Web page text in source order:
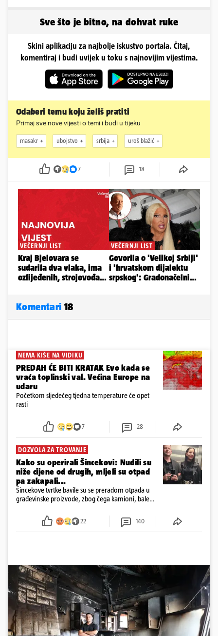
Sve što je bitno, na dohvat ruke
Skini aplikaciju za najbolje iskustvo portala. Čitaj,
komentiraj i budi uvijek u toku s najnovijim vijestima.
Odaberi temu koju želiš pratiti
Primaj sve nove vijesti o temi i budi u tijeku
masakr ubojstvo srbija uroš blažić
7 18
Komentari 18
NEMA KIŠE NA VIDIKU
PREDAH ĆE BITI KRATAK Evo kada se
vraća toplinski val. Većina Europe na
udaru
Početkom sljedećeg tjedna temperature će opet
rasti
7 28
DOZVOLA ZA TROVANJE
Kako su operirali Šincekovi: Nudili su
niže cijene od drugih, mljeli su otpad
pa zakapali...
Šincekove tvrtke bavile su se preradom otpada u
građevinske proizvode, zbog čega kamioni, bale
22 140